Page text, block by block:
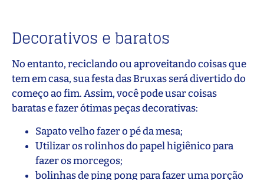
Decorativos e baratos
No entanto, reciclando ou aproveitando coisas que
tem em casa, sua festa das Bruxas será divertido do
começo ao fim. Assim, você pode usar coisas
baratas e fazer ótimas peças decorativas:
Sapato velho fazer o pé da mesa;
Utilizar os rolinhos do papel higiênico para
fazer os morcegos;
bolinhas de ping pong para fazer uma porção